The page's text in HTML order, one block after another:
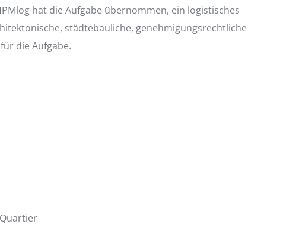
hat die Aufgabe übernommen, ein logistisches
städtebauliche, genehmigungsrechtliche
die Aufgabe.